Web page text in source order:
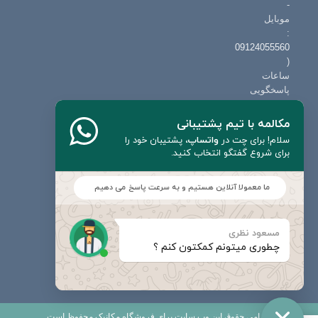
-
موبایل
:
09124055560
(
ساعات
پاسخگویی
حتی
روزهای
تعطیل
)
ایمیل
info=@=mecanic.ir
مکالمه با تیم پشتیبانی
سلام! برای چت در واتساپ، پشتیبان خود را
برای شروع گفتگو انتخاب کنید.
ما معمولا آنلاین هستیم و به سرعت پاسخ می دهیم
مسعود نظری
چطوری میتونم کمکتون کنم ؟